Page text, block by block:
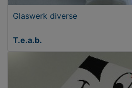
Glaswerk diverse
T.e.a.b.